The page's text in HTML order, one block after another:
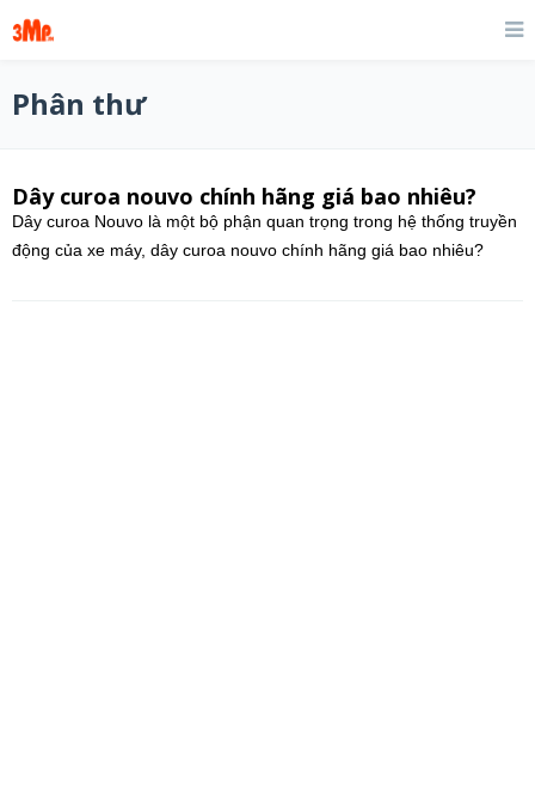
Phân thư
Dây curoa nouvo chính hãng giá bao nhiêu?
Dây curoa Nouvo là một bộ phận quan trọng trong hệ thống truyền
động của xe máy, dây curoa nouvo chính hãng giá bao nhiêu?